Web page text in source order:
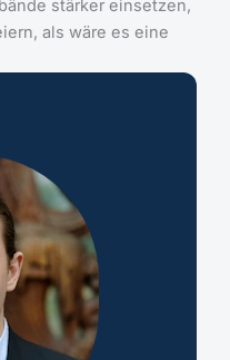
stärker einsetzen,
als wäre es eine